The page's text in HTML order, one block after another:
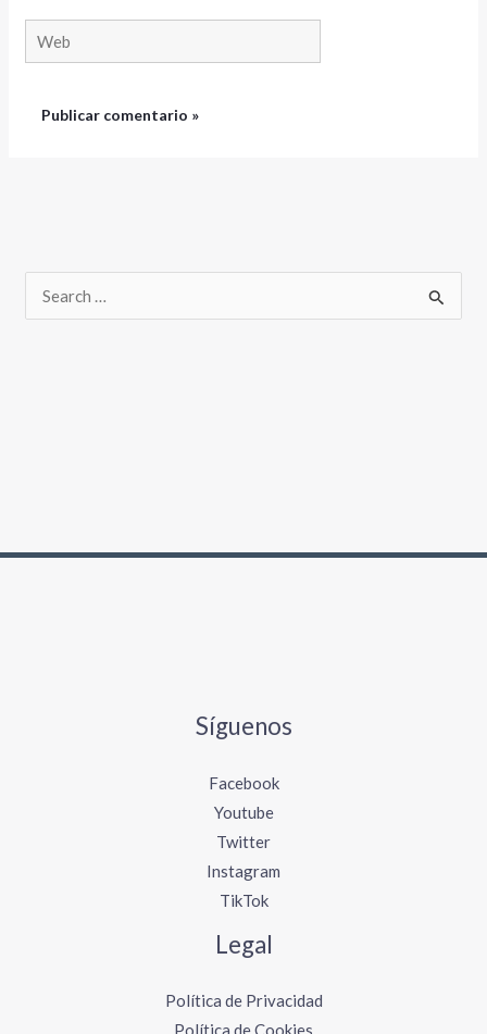
Web
Síguenos
Facebook
Youtube
Twitter
Instagram
TikTok
Legal
Política de Privacidad
Política de Cookies